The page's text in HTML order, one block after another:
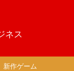
ネス
新作ゲーム